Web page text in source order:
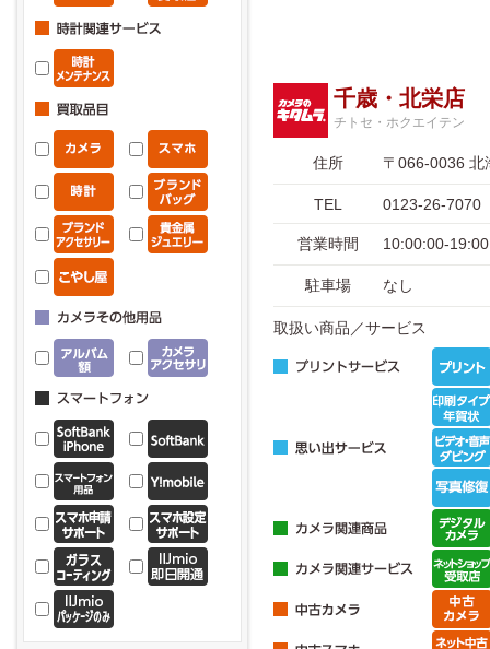
千歳・北栄店
チトセ・ホクエイテン
住所 〒066-0036 北
TEL 0123-26-7070
営業時間 10:00:00-
駐車場 なし
取扱い商品／サービス